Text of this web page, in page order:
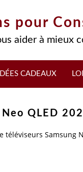
pour
aider à mieux
IDÉES CADEAUX
QLED
téléviseurs Samsung